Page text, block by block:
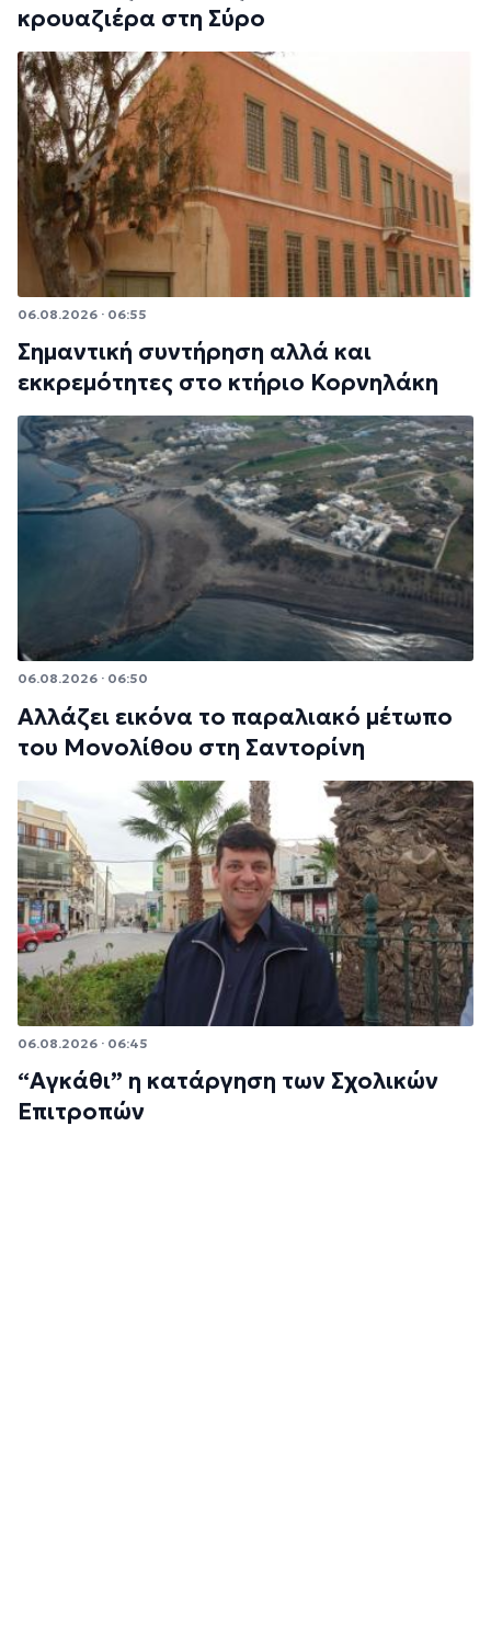
κρουαζιέρα στη Σύρο
06.08.2026 · 06:55
Σημαντική συντήρηση αλλά και
εκκρεμότητες στο κτήριο Κορνηλάκη
06.08.2026 · 06:50
Αλλάζει εικόνα το παραλιακό μέτωπο
του Μονολίθου στη Σαντορίνη
06.08.2026 · 06:45
“Αγκάθι” η κατάργηση των Σχολικών
Επιτροπών